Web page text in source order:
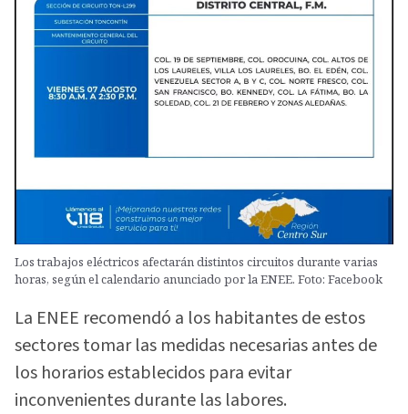
Los trabajos eléctricos afectarán distintos circuitos durante varias
horas, según el calendario anunciado por la ENEE. Foto: Facebook
La ENEE recomendó a los habitantes de estos
sectores tomar las medidas necesarias antes de
los horarios establecidos para evitar
inconvenientes durante las labores.